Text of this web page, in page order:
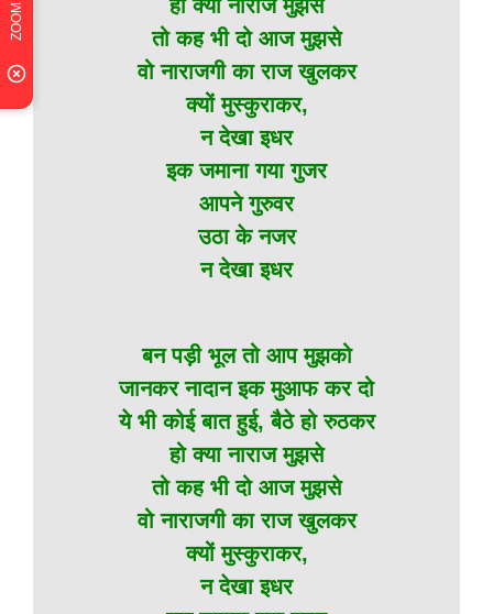
हो क्या नाराज मुझसे
तो कह भी दो आज मुझसे
वो नाराजगी का राज खुलकर
क्यों मुस्कुराकर,
न देखा इधर
इक जमाना गया गुजर
आपने गुरुवर
उठा के नजर
न देखा इधर
बन पड़ी भूल तो आप मुझको
जानकर नादान इक मुआफ कर दो
ये भी कोई बात हुई, बैठे हो रुठकर
हो क्या नाराज मुझसे
तो कह भी दो आज मुझसे
वो नाराजगी का राज खुलकर
क्यों मुस्कुराकर,
न देखा इधर